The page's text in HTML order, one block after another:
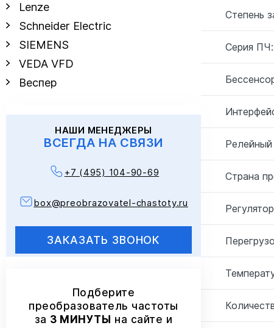
Lenze
Schneider Electric
SIEMENS
VEDA VFD
Веспер
НАШИ МЕНЕДЖЕРЫ
ВСЕГДА НА СВЯЗИ
+7 (495) 104-90-69
box@preobrazovatel-chastoty.ru
ЗАКАЗАТЬ ЗВОНОК
Подберите
преобразователь частоты
за 3 МИНУТЫ на сайте и
Степень
Серия ПЧ:
Страна